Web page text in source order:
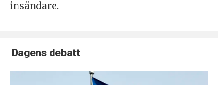
insändare.
Dagens debatt